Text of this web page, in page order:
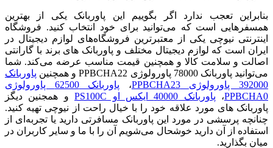
بنابراین تعجب ندارد اگر بگوییم این پاوربانک یکی از بهترین
همسفرهایی است که می‌توانید برای خود انتخاب کنید. فروشگاه
اینترنتی نیوچی یکی از معتبرترین فروشگاه‌های لوازم دیجیتال در
ایران است که لوازم دیجیتال مختلف و پاوربانک های برند با گارانتی
اصالت و سلامت کالا و همچنین قیمت مناسب عرضه می‌کند. شما
می‌توانید پاوربانک 78000 پاورولوژی PPBCHA22 و همچنین
پاوربانک
392000 پاورولوژی PPBCHA23
،
پاوربانک 62500 پاورولوژی
PPBCHA0، پاوربانک 40000 ایکس او PS100C
و همجنین دیگز
پاوربانک های مورد علاقه خود را با خیال راحت از نیوچی تهیه کنید.
چنانچه پرسشی در مورد این پاوربانک مسافرتی دارید یا تجربه‌ای از
استفاده از آن دارید خوشحال می‌شویم آن را با ما و سایر کاربران در
میان بگذارید.